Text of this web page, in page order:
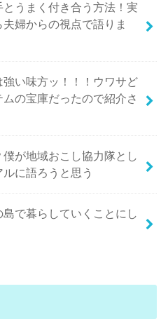
うまく付き合う方法！実
婦からの視点で語りま
い味方ッ！！！ウワサど
の宝庫だったので紹介さ
が地域おこし協力隊とし
に語ろうと思う
で暮らしていくことにし